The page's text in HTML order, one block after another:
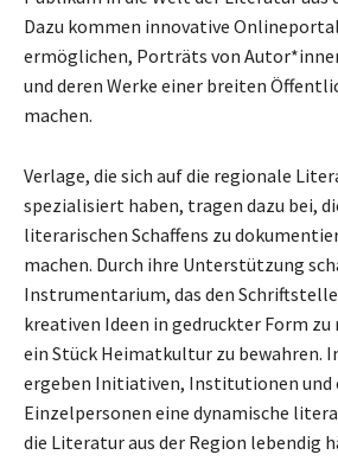
Dazu kommen innovative
ermöglichen, Porträts von
und deren Werke einer breiten
machen.
Verlage, die sich auf die regionale
spezialisiert haben, tragen dazu bei,
literarischen Schaffens zu
machen. Durch ihre Unterstützung
Instrumentarium, das den
kreativen Ideen in gedruckter Form
ein Stück Heimatkultur zu bewahren.
ergeben Initiativen, Institutionen und
Einzelpersonen eine dynamische
die Literatur aus der Region lebendig